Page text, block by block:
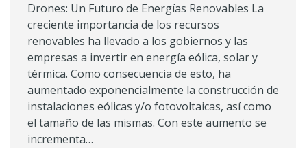
Drones: Un Futuro de Energías Renovables La
creciente importancia de los recursos
renovables ha llevado a los gobiernos y las
empresas a invertir en energía eólica, solar y
térmica. Como consecuencia de esto, ha
aumentado exponencialmente la construcción de
instalaciones eólicas y/o fotovoltaicas, así como
el tamaño de las mismas. Con este aumento se
incrementa…